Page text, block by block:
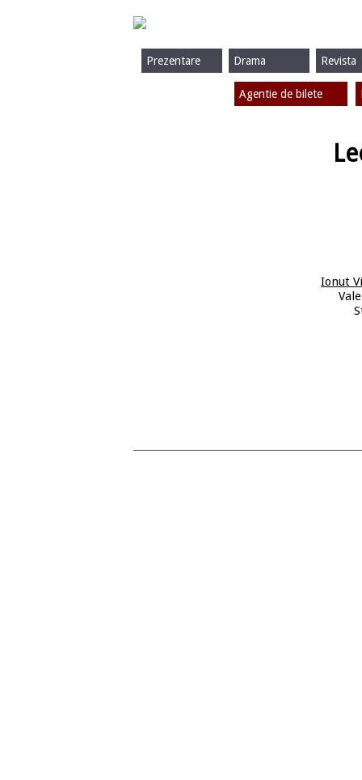
Revista
Drama
Prezentare
Agentie de bilete
Ionut